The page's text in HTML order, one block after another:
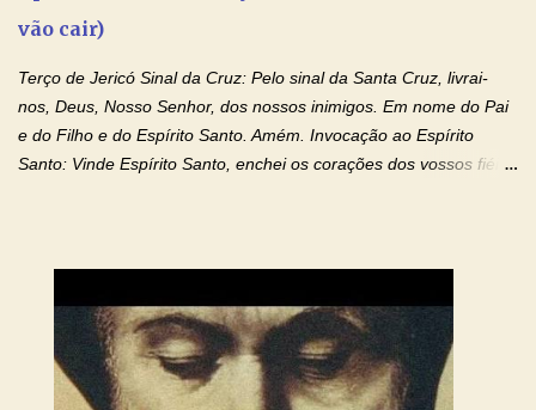
vão cair)
Terço de Jericó Sinal da Cruz: Pelo sinal da Santa Cruz, livrai-
nos, Deus, Nosso Senhor, dos nossos inimigos. Em nome do Pai
e do Filho e do Espírito Santo. Amém. Invocação ao Espírito
Santo: Vinde Espírito Santo, enchei os corações dos vossos fiéis
o mesmo Espírito e gozemos sempre da sua consolação. Por
Cristo, Senhor Nosso. Amém. Creio: Creio em Deus Pai Todo-
Poderoso, Criador do céu e da terra; e em Jesus Cristo, seu
único Filho, nosso Senhor; que foi concebido pelo poder do Espí­